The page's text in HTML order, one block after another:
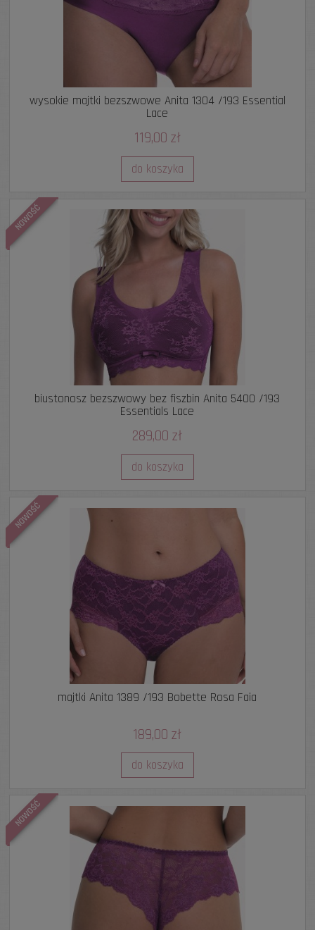
wysokie majtki bezszwowe Anita 1304 /193 Essential
Lace
119,00 zł
do koszyka
biustonosz bezszwowy bez fiszbin Anita 5400 /193
Essentials Lace
289,00 zł
do koszyka
NOWOŚĆ
majtki Anita 1389 /193 Bobette Rosa Faia
189,00 zł
do koszyka
NOWOŚĆ
NOWOŚĆ